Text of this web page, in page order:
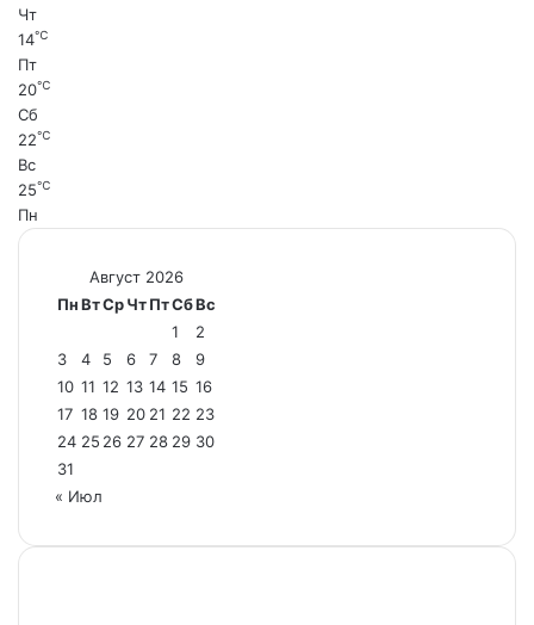
Чт
14℃
Пт
20℃
Сб
22℃
Вс
25℃
Пн
Август 2026
ПнВтСрЧтПтСбВс
1
2
3
4 5 6 7 8
9
10 11 12 13 14 15 16
17 18 19 20 21 22 23
24 25 26 27 28 29 30
31
« Июл